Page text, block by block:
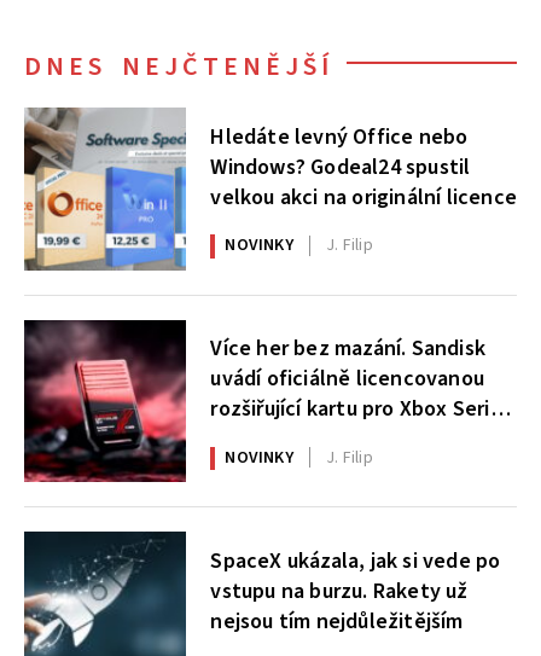
DNES NEJČTENĚJŠÍ
Hledáte levný Office nebo
Windows? Godeal24 spustil
velkou akci na originální licence
NOVINKY J. Filip
Více her bez mazání. Sandisk
uvádí oficiálně licencovanou
rozšiřující kartu pro Xbox Series
X|S
NOVINKY J. Filip
SpaceX ukázala, jak si vede po
vstupu na burzu. Rakety už
nejsou tím nejdůležitějším